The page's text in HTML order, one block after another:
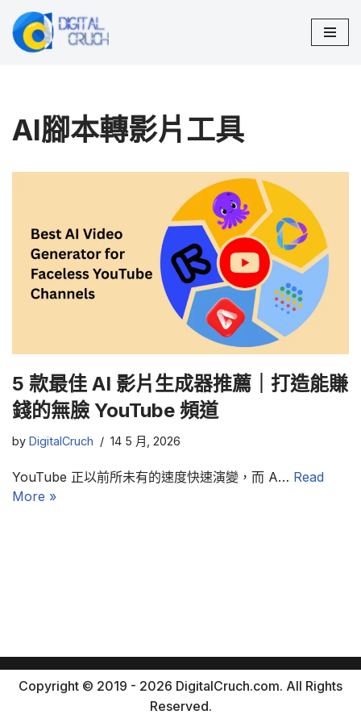
Skip
AI腳本轉影片工具
5 款最佳 AI 影片生成器推薦｜打造能賺
錢的無臉 YouTube 頻道
by DigitalCruch 14 5 月, 2026
YouTube 正以前所未有的速度快速演變，而 A… Read
More »
Copyright © 2019 - 2026 DigitalCruch.com. All Rights
Reserved.